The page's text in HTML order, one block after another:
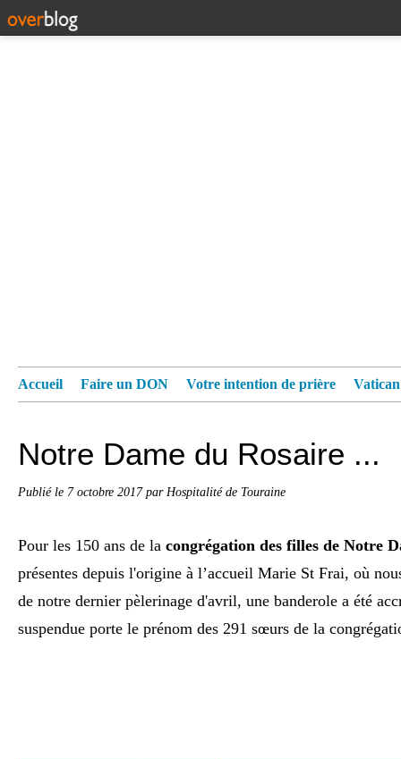
Accueil Faire un DON Votre intention de prière
Notre Dame du Rosaire ...
Publié le 7 octobre 2017par Hospitalité de Touraine
Pour les 150 ans de la congrégation des filles de Notre
présentes depuis l'origine à l’accueil Marie St Frai, où
de notre dernier pèlerinage d'avril, une banderole a été
suspendue porte le prénom des 291 sœurs de la